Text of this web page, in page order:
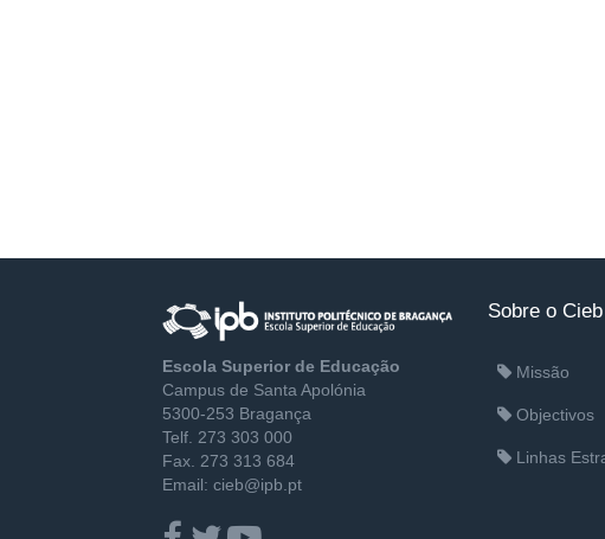
Escola Superior de Educação
Campus de Santa Apolónia
5300-253 Bragança
Telf. 273 303 000
Fax. 273 313 684
Email: cieb@ipb.pt
Sobre o Cieb
Missão
Objectivos
Linhas